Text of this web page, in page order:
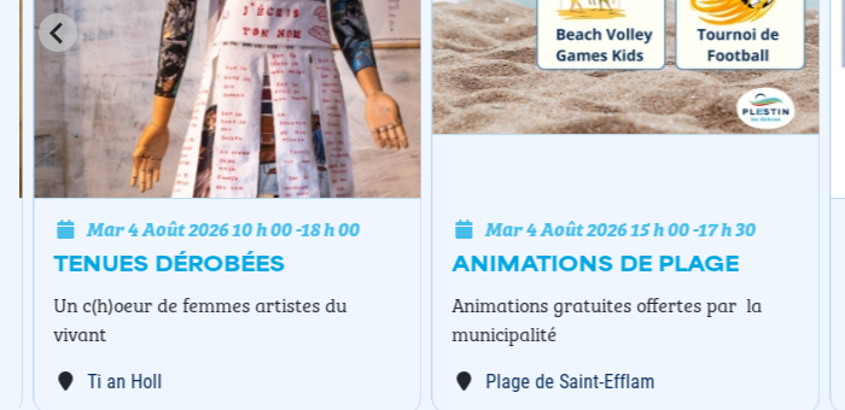
TENUES DÉROBÉES
Mar 4 Août 202610 h 00-18 h 00
Ti an Holl
Un c(h)oeur de femmes artistes du
vivant
ANIMATIONS DE PLAGE
Mar 4 Août 202615 h 00-17 h 30
Plage de Saint-Efflam
Animations gratuites offertes par la
municipalité